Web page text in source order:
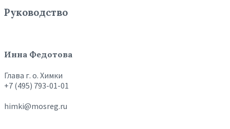
Руководство
Инна Федотова
Глава г. о. Химки
+7 (495) 793-01-01
himki@mosreg.ru